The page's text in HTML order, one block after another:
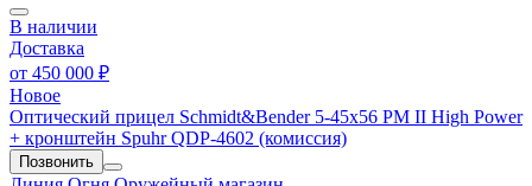
В наличии
Доставка
от 450 000 ₽
Новое
Оптический прицел Schmidt&Bender 5-45х56 PM II High Power
+ кронштейн Spuhr QDP-4602 (комиссия)
Позвонить